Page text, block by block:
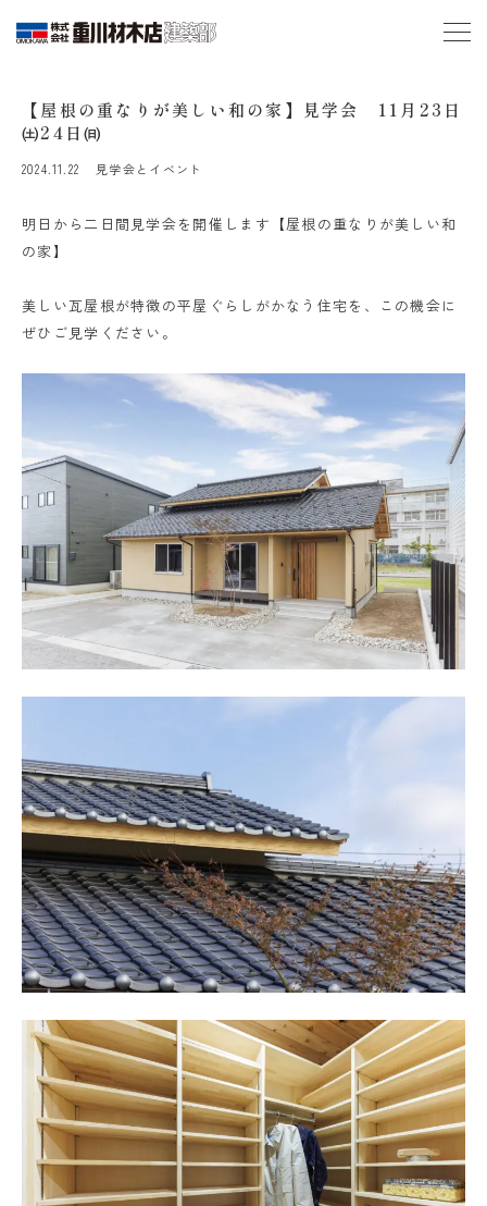
【屋根の重なりが美しい和の家】見学会 11月23日
㈯24日㈰
2024.11.22 見学会とイベント
明日から二日間見学会を開催します【屋根の重なりが美しい和
の家】
美しい瓦屋根が特徴の平屋ぐらしがかなう住宅を、この機会に
ぜひご見学ください。